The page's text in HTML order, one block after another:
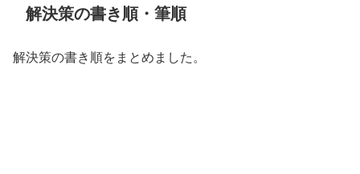
解決策の書き順・筆順
解決策の書き順をまとめました。